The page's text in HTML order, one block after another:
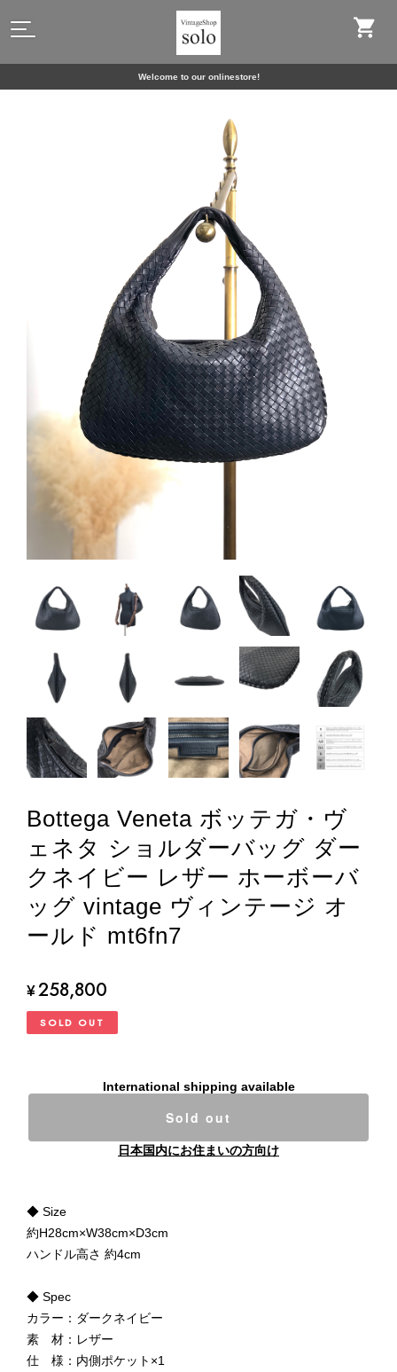
Welcome to our onlinestore!
Bottega Veneta ボッテガ・ヴ
ェネタ ショルダーバッグ ダー
クネイビー レザー ホーボーバ
ッグ vintage ヴィンテージ オ
ールド mt6fn7
¥258,800
SOLD OUT
International shipping available
Sold out
日本国内にお住まいの方向け
◆ Size
約H28cm×W38cm×D3cm
ハンドル高さ 約4cm
◆ Spec
カラー：ダークネイビー
素 材：レザー
仕 様：内側ポケット×1